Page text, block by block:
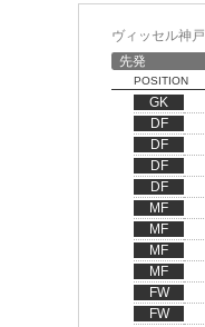
ヴィッセル神戸
先発
POSITION
GK
DF
DF
DF
DF
MF
MF
MF
MF
FW
FW